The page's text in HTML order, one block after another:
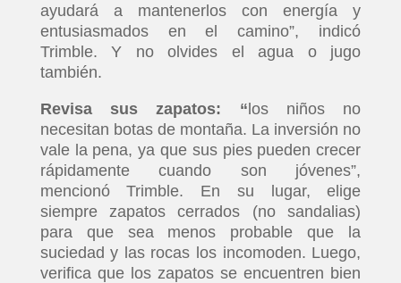
ayudará a mantenerlos con energía y
entusiasmados en el camino”, indicó
Trimble. Y no olvides el agua o jugo
también.
Revisa sus zapatos: “los niños no
necesitan botas de montaña. La inversión no
vale la pena, ya que sus pies pueden crecer
rápidamente cuando son jóvenes”,
mencionó Trimble. En su lugar, elige
siempre zapatos cerrados (no sandalias)
para que sea menos probable que la
suciedad y las rocas los incomoden. Luego,
verifica que los zapatos se encuentren bien